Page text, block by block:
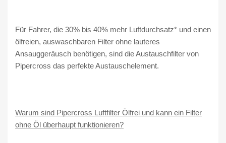
T
D
I
u
.
0
Für Fahrer, die 30% bis 40% mehr Luftdurchsatz* und einen
ölfreien, auswaschbaren Filter ohne lauteres
Ansauggeräusch benötigen, sind die Austauschfilter von
Pipercross das perfekte Austauschelement.
Warum sind Pipercross Luftfilter Ölfrei und kann ein Filter
ohne Öl überhaupt funktionieren?